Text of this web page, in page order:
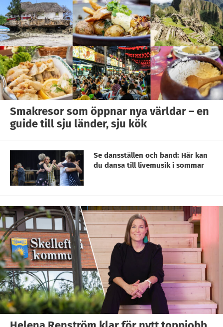
Smakresor som öppnar nya världar – en
guide till sju länder, sju kök
Se dansställen och band: Här kan
du dansa till livemusik i sommar